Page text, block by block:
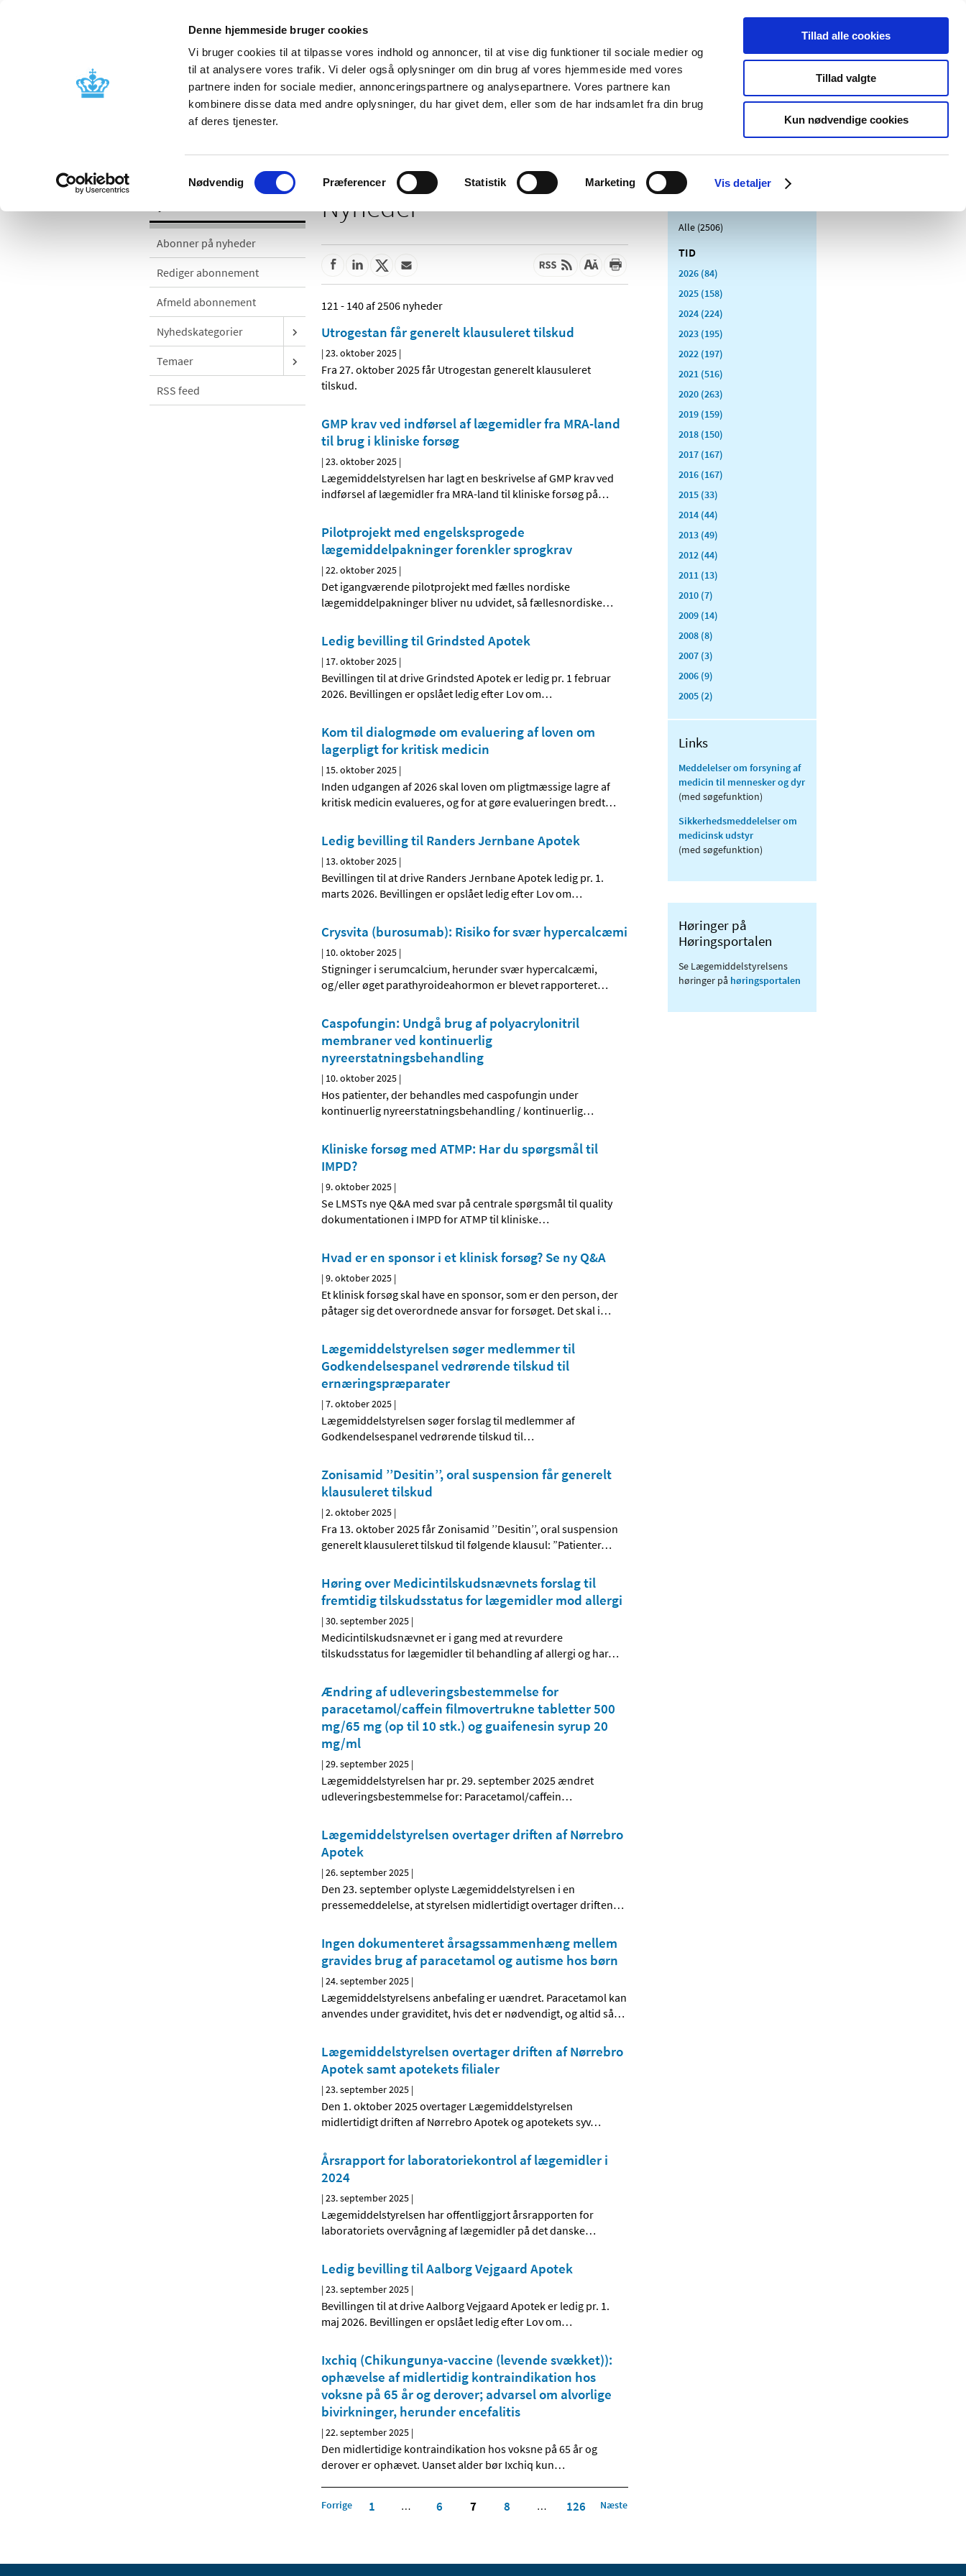
Denne hjemmeside bruger cookies
Vi bruger cookies til at tilpasse vores indhold og annoncer, til at vise dig funktioner til sociale medier og
til at analysere vores trafik. Vi deler også oplysninger om din brug af vores hjemmeside med vores
partnere inden for sociale medier, annonceringspartnere og analysepartnere. Vores partnere kan
kombinere disse data med andre oplysninger, du har givet dem, eller som de har indsamlet fra din brug
af deres tjenester.
Samtykkevalg
Nødvendig Præferencer Statistik Marketing Vis detaljer
Tillad alle cookies
Tillad valgte
Kun nødvendige cookies
Nyheder Om os Kontakt Udgivelser
Godkendelse og
Bivirkninger og
produktinformation
Tilskud og
Apoteker og salg af
Medicinsk
Særlige
produktområder
Abonner på nyheder
Rediger abonnement
Afmeld abonnement
Nyhedskategorier
Temaer
RSS feed
Nyheder
121 - 140 af 2506 nyheder
Utrogestan får generelt klausuleret tilskud
|23. oktober 2025 |
Fra 27. oktober 2025 får Utrogestan generelt klausuleret
tilskud.
GMP krav ved indførsel af lægemidler fra MRA-land
til brug i kliniske forsøg
|23. oktober 2025 |
Lægemiddelstyrelsen har lagt en beskrivelse af GMP krav ved
indførsel af lægemidler fra MRA-land til kliniske forsøg på…
Pilotprojekt med engelsksprogede
lægemiddelpakninger forenkler sprogkrav
|22. oktober 2025 |
Det igangværende pilotprojekt med fælles nordiske
lægemiddelpakninger bliver nu udvidet, så fællesnordiske…
Ledig bevilling til Grindsted Apotek
| 17. oktober 2025 |
Bevillingen til at drive Grindsted Apotek er ledig pr. 1 februar
2026. Bevillingen er opslået ledig efter Lov om…
Kom til dialogmøde om evaluering af loven om
lagerpligt for kritisk medicin
| 15. oktober 2025 |
Inden udgangen af 2026 skal loven om pligtmæssige lagre af
kritisk medicin evalueres, og for at gøre evalueringen bredt…
Ledig bevilling til Randers Jernbane Apotek
| 13. oktober 2025 |
Bevillingen til at drive Randers Jernbane Apotek ledig pr. 1.
marts 2026. Bevillingen er opslået ledig efter Lov om…
Crysvita (burosumab): Risiko for svær hypercalcæmi
| 10. oktober 2025 |
Stigninger i serumcalcium, herunder svær hypercalcæmi,
og/eller øget parathyroideahormon er blevet rapporteret…
Caspofungin: Undgå brug af polyacrylonitril
membraner ved kontinuerlig
nyreerstatningsbehandling
| 10. oktober 2025 |
Hos patienter, der behandles med caspofungin under
kontinuerlig nyreerstatningsbehandling / kontinuerlig…
Kliniske forsøg med ATMP: Har du spørgsmål til
IMPD?
|9. oktober 2025 |
Se LMSTs nye Q&A med svar på centrale spørgsmål til quality
dokumentationen i IMPD for ATMP til kliniske…
Hvad er en sponsor i et klinisk forsøg? Se ny Q&A
|9. oktober 2025 |
Et klinisk forsøg skal have en sponsor, som er den person, der
påtager sig det overordnede ansvar for forsøget. Det skal i…
Lægemiddelstyrelsen søger medlemmer til
Godkendelsespanel vedrørende tilskud til
ernæringspræparater
|7. oktober 2025 |
Lægemiddelstyrelsen søger forslag til medlemmer af
Godkendelsespanel vedrørende tilskud til…
Zonisamid ’’Desitin’’, oral suspension får generelt
klausuleret tilskud
|2. oktober 2025 |
Fra 13. oktober 2025 får Zonisamid ’’Desitin’’, oral suspension
generelt klausuleret tilskud til følgende klausul: ”Patienter…
Høring over Medicintilskudsnævnets forslag til
fremtidig tilskudsstatus for lægemidler mod allergi
|30. september 2025 |
Medicintilskudsnævnet er i gang med at revurdere
tilskudsstatus for lægemidler til behandling af allergi og har…
Ændring af udleveringsbestemmelse for
paracetamol/caffein filmovertrukne tabletter 500
mg/65 mg (op til 10 stk.) og guaifenesin syrup 20
mg/ml
|29. september 2025 |
Lægemiddelstyrelsen har pr. 29. september 2025 ændret
udleveringsbestemmelse for: Paracetamol/caffein…
Lægemiddelstyrelsen overtager driften af Nørrebro
Apotek
|26. september 2025 |
Den 23. september oplyste Lægemiddelstyrelsen i en
pressemeddelelse, at styrelsen midlertidigt overtager driften…
Ingen dokumenteret årsagssammenhæng mellem
gravides brug af paracetamol og autisme hos børn
|24. september 2025 |
Lægemiddelstyrelsens anbefaling er uændret. Paracetamol kan
anvendes under graviditet, hvis det er nødvendigt, og altid så…
Lægemiddelstyrelsen overtager driften af Nørrebro
Apotek samt apotekets filialer
|23. september 2025 |
Den 1. oktober 2025 overtager Lægemiddelstyrelsen
midlertidigt driften af Nørrebro Apotek og apotekets syv…
Årsrapport for laboratoriekontrol af lægemidler i
2024
|23. september 2025 |
Lægemiddelstyrelsen har offentliggjort årsrapporten for
laboratoriets overvågning af lægemidler på det danske…
Ledig bevilling til Aalborg Vejgaard Apotek
|23. september 2025 |
Bevillingen til at drive Aalborg Vejgaard Apotek er ledig pr. 1.
maj 2026. Bevillingen er opslået ledig efter Lov om…
Ixchiq (Chikungunya-vaccine (levende svækket)):
ophævelse af midlertidig kontraindikation hos
voksne på 65 år og derover; advarsel om alvorlige
bivirkninger, herunder encefalitis
|22. september 2025 |
Den midlertidige kontraindikation hos voksne på 65 år og
derover er ophævet. Uanset alder bør Ixchiq kun…
Forrige 1 … 6 7 8 … 126 Næste
Alle (2506)
TID
2026 (84)
2025 (158)
2024 (224)
2023 (195)
2022 (197)
2021 (516)
2020 (263)
2019 (159)
2018 (150)
2017 (167)
2016 (167)
2015 (33)
2014 (44)
2013 (49)
2012 (44)
2011 (13)
2010 (7)
2009 (14)
2008 (8)
2007 (3)
2006 (9)
2005 (2)
Links
Meddelelser om forsyning af
medicin til mennesker og dyr
(med søgefunktion)
Sikkerhedsmeddelelser om
medicinsk udstyr
(med søgefunktion)
Høringer på
Høringsportalen
Se Lægemiddelstyrelsens
høringer på høringsportalen